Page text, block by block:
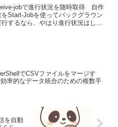
jobで進行状況を随時取得 自作
をStart-Jobを使ってバックグラウン
行するなら、やはり進行状況はしり
でCSVファイルをマージす
率的なデータ統合のための複数手
を自動